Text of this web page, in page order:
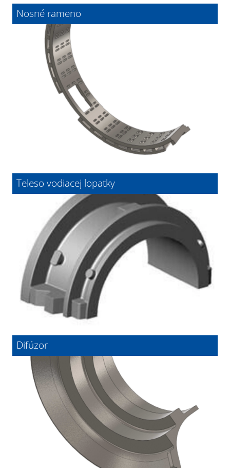
Nosné rameno
Teleso vodiacej lopatky
Difúzor